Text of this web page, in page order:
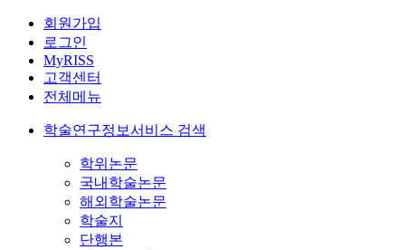
회원가입
로그인
MyRISS
고객센터
전체메뉴
학술연구정보서비스 검색
학위논문
국내학술논문
해외학술논문
학술지
단행본